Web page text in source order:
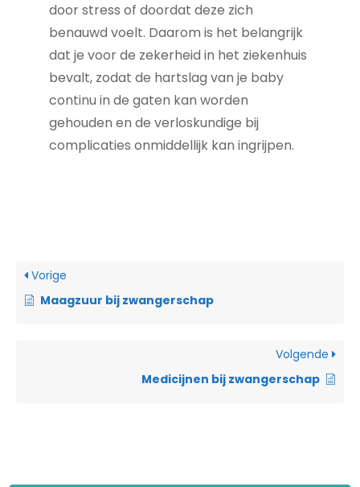
door stress of doordat deze zich
benauwd voelt. Daarom is het belangrijk
dat je voor de zekerheid in het ziekenhuis
bevalt, zodat de hartslag van je baby
continu in de gaten kan worden
gehouden en de verloskundige bij
complicaties onmiddellijk kan ingrijpen.
Vorige
Maagzuur bij zwangerschap
Volgende
Medicijnen bij zwangerschap